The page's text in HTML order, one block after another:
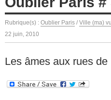
Rubrique(s) : Oublier Paris / Ville (ma)
22 juin, 2010
Les âmes aux rues